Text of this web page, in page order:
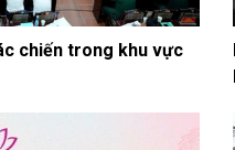
chiến trong khu vực